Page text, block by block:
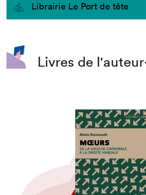
Librairie Le Port de tête
Livres de